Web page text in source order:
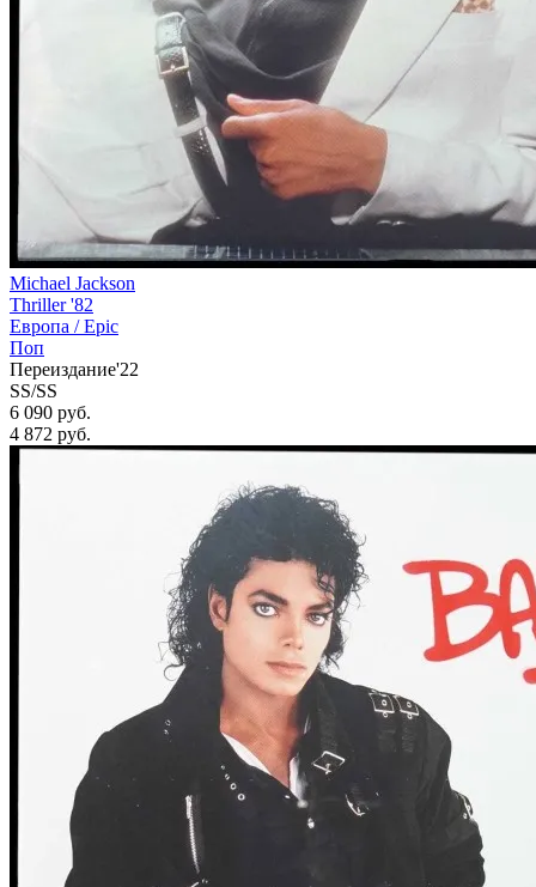
Michael Jackson
Thriller '82
Европа /Epic
Поп
Переиздание'22
SS/SS
6 090 руб.
4 872 руб.